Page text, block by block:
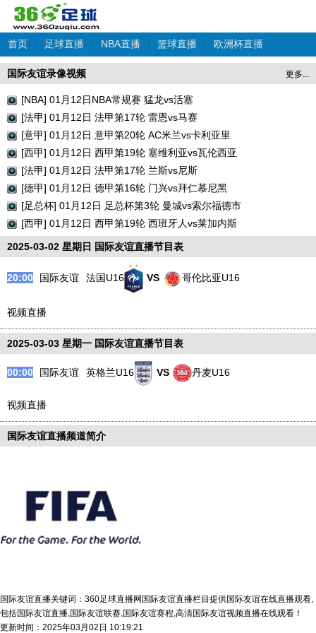
首页 足球直播 NBA直播 篮球直播 欧洲杯直播
更多...
国际友谊录像视频
[NBA] 01月12日NBA常规赛 猛龙vs活塞
[法甲] 01月12日 法甲第17轮 雷恩vs马赛
[意甲] 01月12日 意甲第20轮 AC米兰vs卡利亚里
[西甲] 01月12日 西甲第19轮 塞维利亚vs瓦伦西亚
[法甲] 01月12日 法甲第17轮 兰斯vs尼斯
[德甲] 01月12日 德甲第16轮 门兴vs拜仁慕尼黑
[足总杯] 01月12日 足总杯第3轮 曼城vs索尔福德市
[西甲] 01月12日 西甲第19轮 西班牙人vs莱加内斯
2025-03-02 星期日 国际友谊直播节目表
20:00 国际友谊 法国U16 VS 哥伦比亚U16
视频直播
2025-03-03 星期一 国际友谊直播节目表
00:00 国际友谊 英格兰U16 VS 丹麦U16
视频直播
国际友谊直播频道简介
国际友谊直播关键词：360足球直播网国际友谊直播栏目提供国际友谊在线直播观看,
包括国际友谊直播,国际友谊联赛,国际友谊赛程,高清国际友谊视频直播在线观看！
更新时间：2025年03月02日 10:19:21